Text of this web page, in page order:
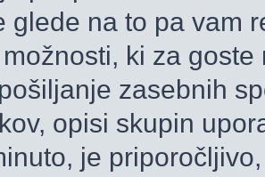
glede na to pa vam
ki za
zasebnih
opisi skupin
je